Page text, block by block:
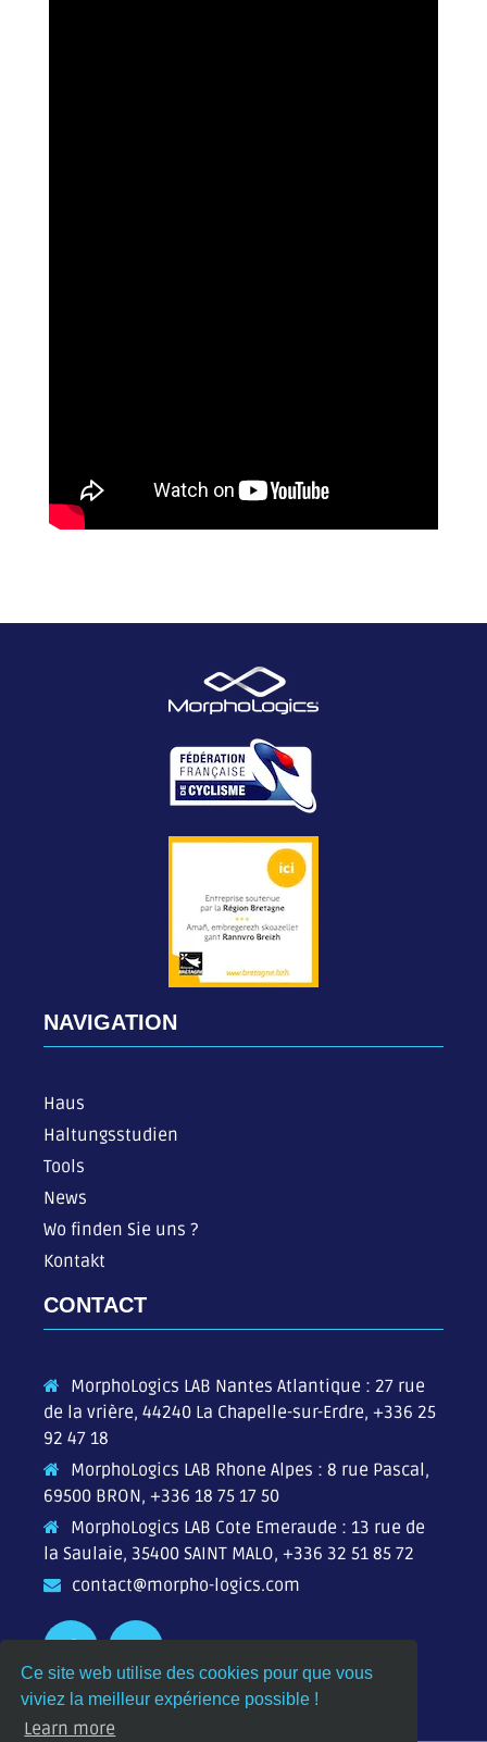
Ce site web utilise des cookies pour que vous
viviez la meilleur expérience possible !
Learn more
NAVIGATION
Haus
Haltungsstudien
Tools
News
Wo finden Sie uns ?
Kontakt
CONTACT
MorphoLogics LAB Nantes Atlantique : 27 rue
de la vrière, 44240 La Chapelle-sur-Erdre, +336 25
92 47 18
MorphoLogics LAB Rhone Alpes : 8 rue Pascal,
69500 BRON, +336 18 75 17 50
MorphoLogics LAB Cote Emeraude : 13 rue de
la Saulaie, 35400 SAINT MALO, +336 32 51 85 72
contact@morpho-logics.com